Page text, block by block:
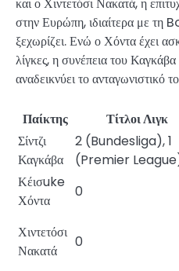
στην Ευρώπη, ιδιαίτερα με
ξεχωρίζει. Ενώ ο Χόντα έχει
λίγκες, η συνέπεια του
αναδεικνύει το ανταγωνιστικό
Παίκτης Τίτλοι Λιγκ
Σίντζι
Καγκάβα
2 (Bundesliga), 1
(Premier
Κέισuke
Χόντα
0
Χιντετόσι
Νακατά
0